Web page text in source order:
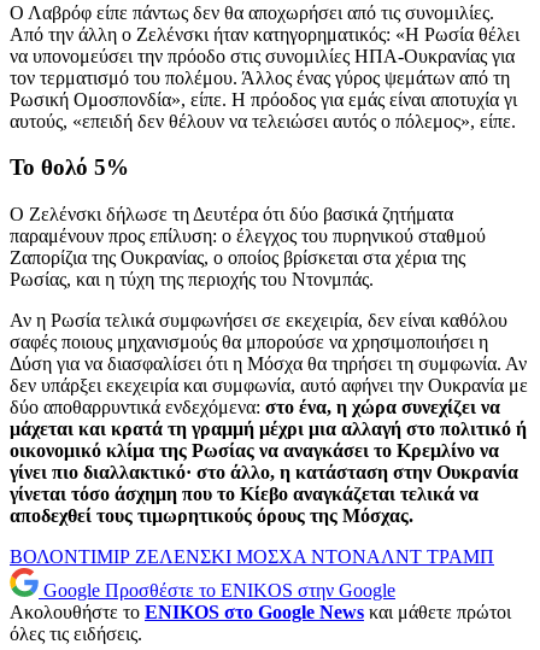
Ο Λαβρόφ είπε πάντως δεν θα αποχωρήσει από τις συνομιλίες.
Από την άλλη ο Ζελένσκι ήταν κατηγορηματικός: «Η Ρωσία θέλει
να υπονομεύσει την πρόοδο στις συνομιλίες ΗΠΑ-Ουκρανίας για
τον τερματισμό του πολέμου. Άλλος ένας γύρος ψεμάτων από τη
Ρωσική Ομοσπονδία», είπε. Η πρόοδος για εμάς είναι αποτυχία γι
αυτούς, «επειδή δεν θέλουν να τελειώσει αυτός ο πόλεμος», είπε.
Το θολό 5%
Ο Ζελένσκι δήλωσε τη Δευτέρα ότι δύο βασικά ζητήματα
παραμένουν προς επίλυση: ο έλεγχος του πυρηνικού σταθμού
Ζαπορίζια της Ουκρανίας, ο οποίος βρίσκεται στα χέρια της
Ρωσίας, και η τύχη της περιοχής του Ντονμπάς.
Αν η Ρωσία τελικά συμφωνήσει σε εκεχειρία, δεν είναι καθόλου
σαφές ποιους μηχανισμούς θα μπορούσε να χρησιμοποιήσει η
Δύση για να διασφαλίσει ότι η Μόσχα θα τηρήσει τη συμφωνία. Αν
δεν υπάρξει εκεχειρία και συμφωνία, αυτό αφήνει την Ουκρανία με
δύο αποθαρρυντικά ενδεχόμενα: στο ένα, η χώρα συνεχίζει να
μάχεται και κρατά τη γραμμή μέχρι μια αλλαγή στο πολιτικό ή
οικονομικό κλίμα της Ρωσίας να αναγκάσει το Κρεμλίνο να
γίνει πιο διαλλακτικό· στο άλλο, η κατάσταση στην Ουκρανία
γίνεται τόσο άσχημη που το Κίεβο αναγκάζεται τελικά να
αποδεχθεί τους τιμωρητικούς όρους της Μόσχας.
ΒΟΛΟΝΤΙΜΙΡ ΖΕΛΕΝΣΚΙ ΜΟΣΧΑ ΝΤΟΝΑΛΝΤ ΤΡΑΜΠ
Google Προσθέστε το ENIKOS στην Google
Ακολουθήστε το ENIKOS στο Google News και μάθετε πρώτοι
όλες τις ειδήσεις.